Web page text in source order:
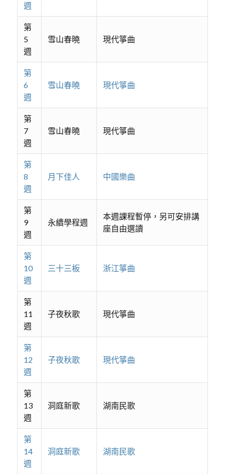
週
第
5
週
雪山春曉 現代箏曲
第
6
週
雪山春曉 現代箏曲
第
7
週
雪山春曉 現代箏曲
第
8
週
月下佳人 中國樂曲
第
9
週
永續學程週
本週課程暫停，另可安排講
座自由選讀
第
10
週
三十三板 浙江箏曲
第
11
週
子夜秋歌 現代箏曲
第
12
週
子夜秋歌 現代箏曲
第
13
週
洞庭新歌 湖南民歌
第
14
週
洞庭新歌 湖南民歌